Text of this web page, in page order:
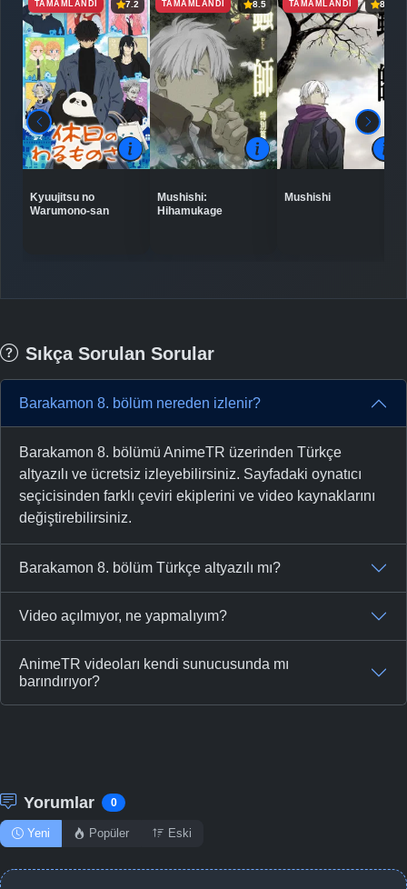
TAMAMLANDI 7.2
Kyuujitsu no
Warumono-san
TAMAMLANDI 8.5
Mushishi:
Hihamukage
TAMAMLANDI 8.7
Mushishi
Sıkça Sorulan Sorular
Barakamon 8. bölüm nereden izlenir?
Barakamon 8. bölümü AnimeTR üzerinden Türkçe
altyazılı ve ücretsiz izleyebilirsiniz. Sayfadaki oynatıcı
seçicisinden farklı çeviri ekiplerini ve video kaynaklarını
değiştirebilirsiniz.
Barakamon 8. bölüm Türkçe altyazılı mı?
Video açılmıyor, ne yapmalıyım?
AnimeTR videoları kendi sunucusunda mı
barındırıyor?
Yorumlar 0
Yeni Popüler Eski